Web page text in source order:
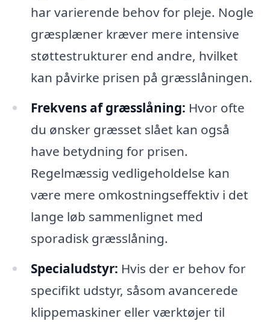
har varierende behov for pleje. Nogle
græsplæner kræver mere intensive
støttestrukturer end andre, hvilket
kan påvirke prisen på græsslåningen.
Frekvens af græsslåning: Hvor ofte
du ønsker græsset slået kan også
have betydning for prisen.
Regelmæssig vedligeholdelse kan
være mere omkostningseffektiv i det
lange løb sammenlignet med
sporadisk græsslåning.
Specialudstyr: Hvis der er behov for
specifikt udstyr, såsom avancerede
klippemaskiner eller værktøjer til